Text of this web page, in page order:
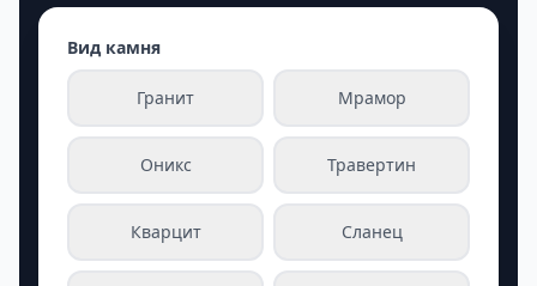
Вид камня
Гранит Мрамор
Оникс Травертин
Кварцит Сланец